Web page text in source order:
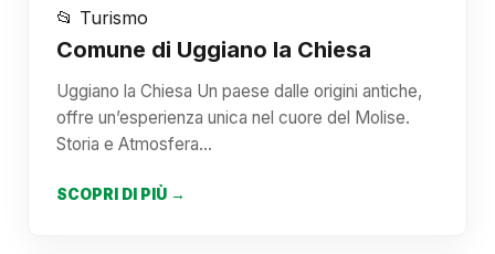
📂 Turismo
Comune di Uggiano la Chiesa
Uggiano la Chiesa Un paese dalle origini antiche,
offre un’esperienza unica nel cuore del Molise.
Storia e Atmosfera…
SCOPRI DI PIÙ →